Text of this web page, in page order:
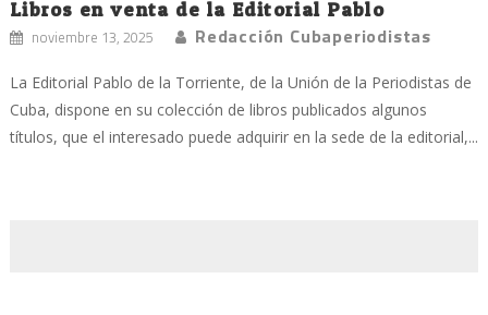
Libros en venta de la Editorial Pablo
noviembre 13, 2025 Redacción Cubaperiodistas
La Editorial Pablo de la Torriente, de la Unión de la Periodistas de
Cuba, dispone en su colección de libros publicados algunos
títulos, que el interesado puede adquirir en la sede de la editorial,...